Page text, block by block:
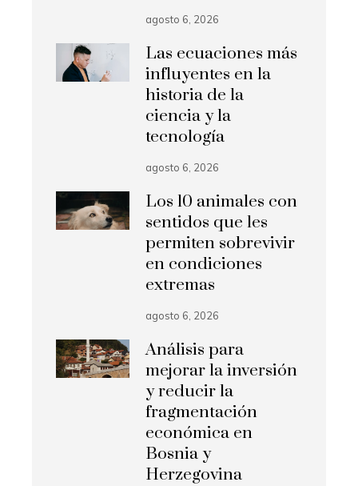
agosto 6, 2026
Las ecuaciones más
influyentes en la
historia de la
ciencia y la
tecnología
agosto 6, 2026
Los 10 animales con
sentidos que les
permiten sobrevivir
en condiciones
extremas
agosto 6, 2026
Análisis para
mejorar la inversión
y reducir la
fragmentación
económica en
Bosnia y
Herzegovina